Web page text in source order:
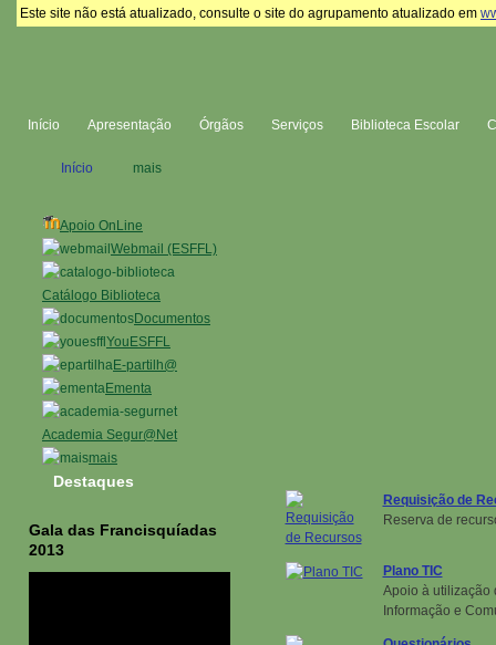
Este site não está atualizado, consulte o site do agrupamento atualizado em
Início Apresentação Órgãos Serviços Biblioteca Escolar
Apoio OnLine
Webmail (ESFFL)
Catálogo Biblioteca
Documentos
YouESFFL
E-partilh@
Ementa
Academia Segur@Net
mais
Início mais
Requisição de
Reserva de
Plano TIC
Apoio à utilização
Informação e
Destaques
Gala das Francisquíadas
2013